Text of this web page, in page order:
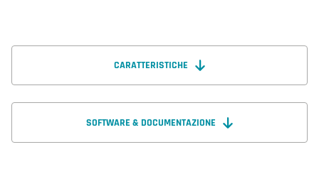
CARATTERISTICHE
SOFTWARE & DOCUMENTAZIONE